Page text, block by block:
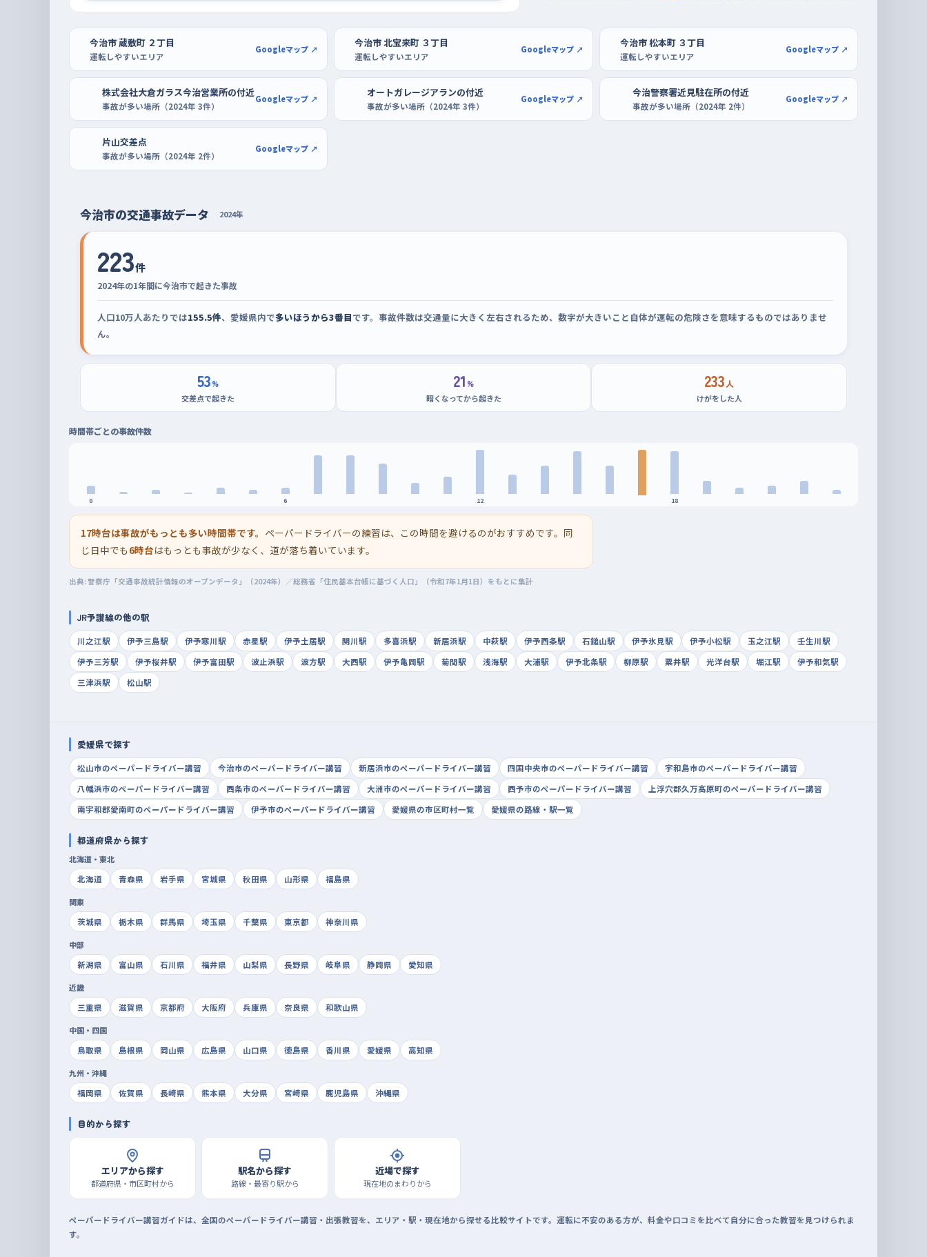
いちばん増えて、判断する場面が重なりやすいからだ。逆に早朝は車がぐっと少なく、走ること自
体に慣れるにはいいが、暗さと眠気があるので無理はしないでほしい。駐車の練習は、イオンモー
ル今治新都市の駐車場のように区画がゆったりしていて、通路が広いところが向いている。混み合
う前の時間なら、空いた列を選んで前向き・後ろ向きの両方を繰り返せる。もう少し規模の小さい
場所で試したいときは、フレスポ今治の駐車場も、通路が見通しやすく落ち着いて切り返せる。
今治市 蔵敷町 ２丁目
運転しやすいエリア
Googleマップ ↗ 今治市 北宝来町 ３丁目
運転しやすいエリア
Googleマップ ↗ 今治市 松本町 ３丁目
運転しやすいエリア
Googleマップ ↗
株式会社大倉ガラス今治営業所の付近
事故が多い場所（2024年 3件）
Googleマップ ↗ オートガレージアランの付近
事故が多い場所（2024年 3件）
Googleマップ ↗ 今治警察署近見駐在所の付近
事故が多い場所（2024年 2件）
Googleマップ ↗
片山交差点
事故が多い場所（2024年 2件）
Googleマップ ↗
今治市の交通事故データ 2024年
223件
2024年の1年間に今治市で起きた事故
人口10万人あたりでは155.5件、愛媛県内で多いほうから3番目です。事故件数は交通量に大きく左右されるため、数字が大きいこと自体が運転の危険さを意味するものではありませ
ん。
53%
交差点で起きた
21 %
暗くなってから起きた
233人
けがをした人
時間帯ごとの事故件数
0 6 12 18
17時台は事故がもっとも多い時間帯です。 ペーパードライバーの練習は、この時間を避けるのがおすすめです。同
じ日中でも 6時台はもっとも事故が少なく、道が落ち着いています。
出典: 警察庁「交通事故統計情報のオープンデータ」（2024年）／総務省「住民基本台帳に基づく人口」（令和7年1月1日）をもとに集計
JR予讃線の他の駅
川之江駅 伊予三島駅 伊予寒川駅 赤星駅 伊予土居駅 関川駅 多喜浜駅 新居浜駅 中萩駅 伊予西条駅 石鎚山駅 伊予氷見駅 伊予小松駅 玉之江駅
壬生川駅
伊予三芳駅
伊予桜井駅 伊予富田駅 波止浜駅 波方駅 大西駅 伊予亀岡駅 菊間駅 浅海駅 大浦駅 伊予北条駅 柳原駅 粟井駅 光洋台駅 堀江駅
伊予和気駅
三津浜駅
松山駅
愛媛県で探す
松山市のペーパードライバー講習 今治市のペーパードライバー講習 新居浜市のペーパードライバー講習 四国中央市のペーパードライバー講習
宇和島市のペーパードライバー講習
八幡浜市のペーパードライバー講習
西条市のペーパードライバー講習 大洲市のペーパードライバー講習 西予市のペーパードライバー講習
上浮穴郡久万高原町のペーパードライバー講習
南宇和郡愛南町のペーパードライバー講習
伊予市のペーパードライバー講習 愛媛県の市区町村一覧 愛媛県の路線・駅一覧
都道府県から探す
北海道・東北
北海道
青森県 岩手県 宮城県 秋田県 山形県 福島県
関東
茨城県
栃木県 群馬県 埼玉県 千葉県 東京都 神奈川県
中部
新潟県
富山県 石川県 福井県 山梨県 長野県 岐阜県 静岡県 愛知県
近畿
三重県
滋賀県 京都府 大阪府 兵庫県 奈良県 和歌山県
中国・四国
鳥取県
島根県 岡山県 広島県 山口県 徳島県 香川県 愛媛県 高知県
九州・沖縄
福岡県
佐賀県 長崎県 熊本県 大分県 宮崎県 鹿児島県 沖縄県
目的から探す
エリアから探す
都道府県・市区町村から
駅名から探す
路線・最寄り駅から
近場で探す
現在地のまわりから
ペーパードライバー講習ガイドは、全国のペーパードライバー講習・出張教習を、エリア・駅・現在地から探せる比較サイトです。運転に不安のある方が、料金や口コミを比べて自分に合った教習を見つけられま
す。